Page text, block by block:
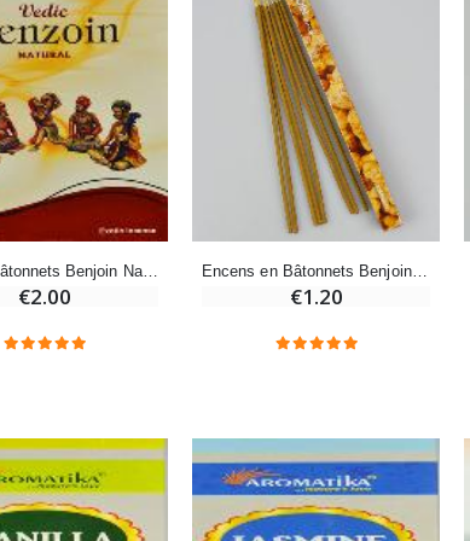
-20%
€12.00 €9.60
€9.60
€15.00
Coffret Encens Benjoin + Charbon + Brûle-encens
€21.90
Encens Bâtonnets Benjoin Naturel - Aromatika 15 gr
€2.00
Encens en Bâtonnets Benjoin 12g - Sans Charbon
€1.20